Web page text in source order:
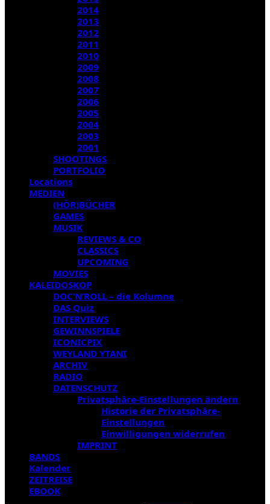
2014
2013
2012
2011
2010
2009
2008
2007
2006
2005
2004
2003
2001
SHOOTINGS
PORTFOLIO
Locations
MEDIEN
(HÖR)BÜCHER
GAMES
MUSIK
REVIEWS & CO
CLASSICS
UPCOMING
MOVIES
KALEIDOSKOP
DOC’N’ROLL – die Kolumne
DAS Quiz
INTERVIEWS
GEWINNSPIELE
ICONICPIX
WEYLAND YTANI
ARCHIV
RADIO
DATENSCHUTZ
Privatsphäre-Einstellungen ändern
Historie der Privatsphäre-
Einstellungen
Einwilligungen widerrufen
IMPRINT
BANDS
Kalender
ZEITREISE
EBOOK